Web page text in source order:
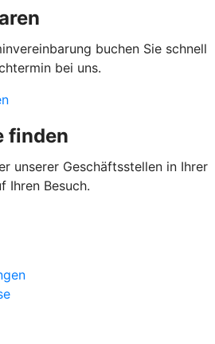
buchen Sie schnell
bei uns.
finden
unserer Geschäftsstellen in Ihrer
Ihren Besuch.